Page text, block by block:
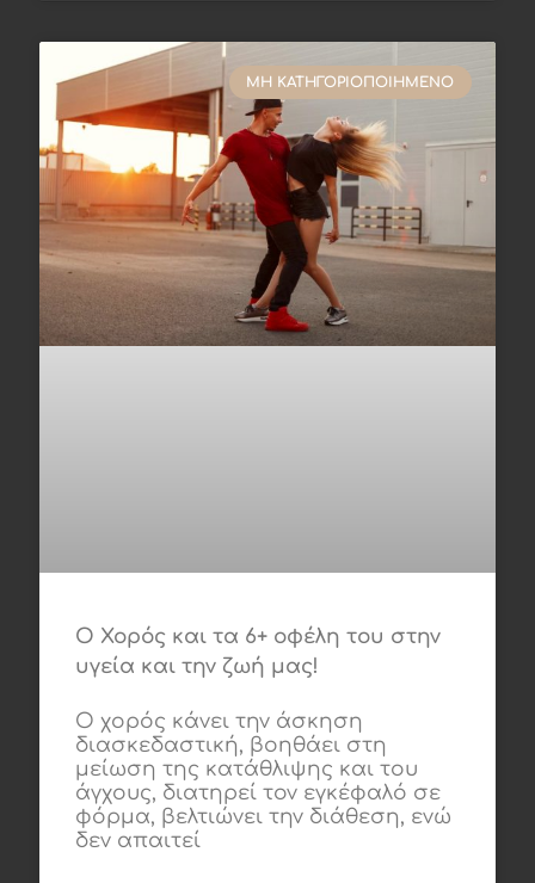
ΜΗ ΚΑΤΗΓΟΡΙΟΠΟΙΗΜΈΝΟ
Ο Χορός και τα 6+ οφέλη του στην
υγεία και την ζωή μας!
Ο χορός κάνει την άσκηση
διασκεδαστική, βοηθάει στη
μείωση της κατάθλιψης και του
άγχους, διατηρεί τον εγκέφαλό σε
φόρμα, βελτιώνει την διάθεση, ενώ
δεν απαιτεί